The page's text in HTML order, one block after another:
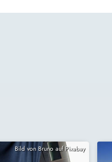
Bild von Bruno auf Pixabay